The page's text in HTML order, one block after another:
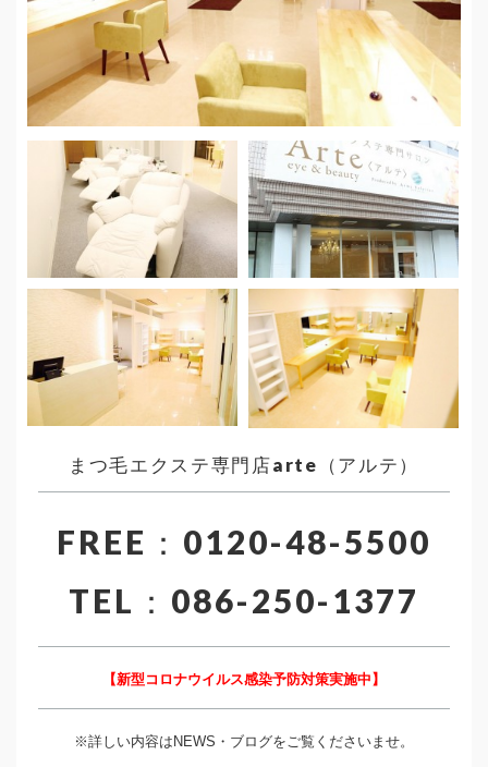
まつ毛エクステ専門店arte（アルテ）
FREE：0120-48-5500
TEL：086-250-1377
【新型コロナウイルス感染予防対策実施中】
※詳しい内容はNEWS・ブログをご覧くださいませ。